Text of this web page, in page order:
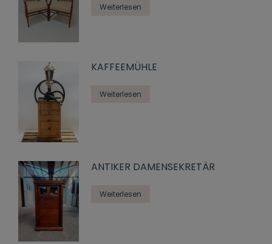
Weiterlesen
KAFFEEMÜHLE
Weiterlesen
ANTIKER DAMENSEKRETÄR
Weiterlesen